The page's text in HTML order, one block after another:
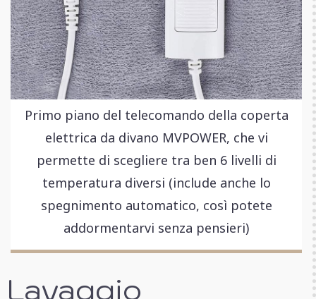
Primo piano del telecomando della coperta
elettrica da divano MVPOWER, che vi
permette di scegliere tra ben 6 livelli di
temperatura diversi (include anche lo
spegnimento automatico, così potete
addormentarvi senza pensieri)
Lavaggio